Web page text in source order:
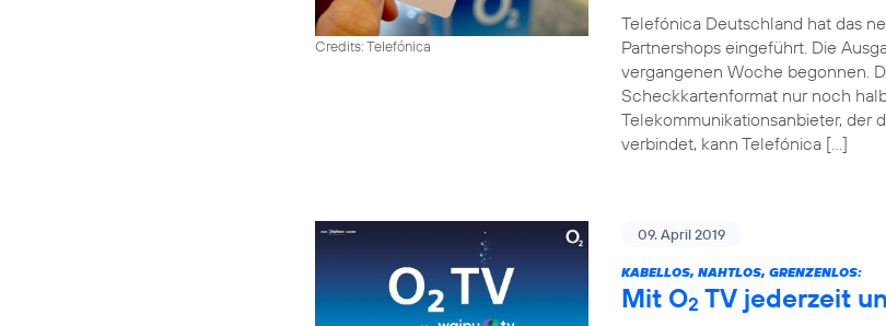
Credits: Telefónica
Telefónica Deutschland hat das
Partnershops eingeführt. Die
vergangenen Woche begonnen.
Scheckkartenformat nur noch
Telekommunikationsanbieter, der
verbindet, kann Telefónica […]
09. April 2019
KABELLOS, NAHTLOS, GRENZENLOS:
Mit O2 TV jederzeit